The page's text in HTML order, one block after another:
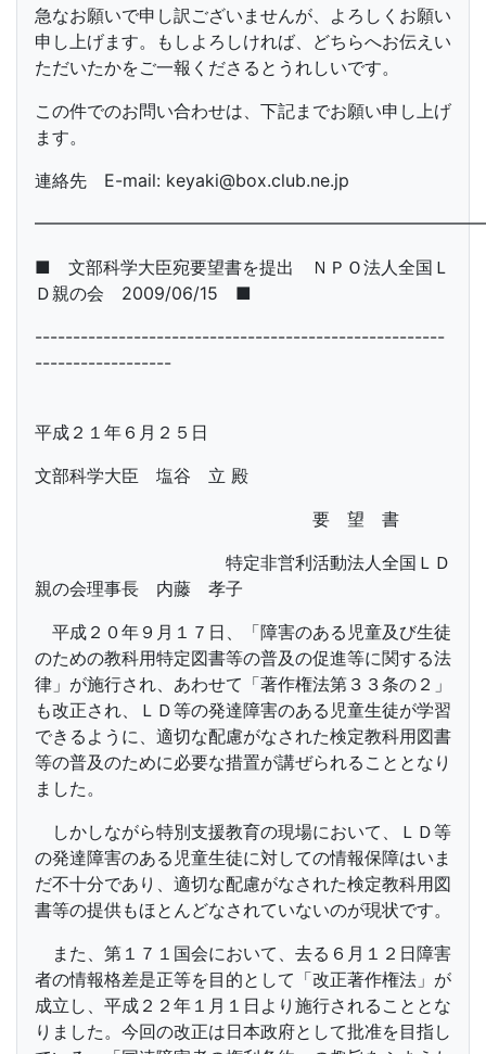
急なお願いで申し訳ございませんが、よろしくお願い
申し上げます。もしよろしければ、どちらへお伝えい
ただいたかをご一報くださるとうれしいです。
この件でのお問い合わせは、下記までお願い申し上げ
ます。
連絡先 E-mail: keyaki@box.club.ne.jp
■ 文部科学大臣宛要望書を提出 ＮＰＯ法人全国Ｌ
Ｄ親の会 2009/06/15 ■
------------------------------------------------------
------------------
平成２１年６月２５日
文部科学大臣 塩谷 立 殿
要 望 書
特定非営利活動法人全国ＬＤ
親の会理事長 内藤 孝子
平成２０年９月１７日、「障害のある児童及び生徒
のための教科用特定図書等の普及の促進等に関する法
律」が施行され、あわせて「著作権法第３３条の２」
も改正され、ＬＤ等の発達障害のある児童生徒が学習
できるように、適切な配慮がなされた検定教科用図書
等の普及のために必要な措置が講ぜられることとなり
ました。
しかしながら特別支援教育の現場において、ＬＤ等
の発達障害のある児童生徒に対しての情報保障はいま
だ不十分であり、適切な配慮がなされた検定教科用図
書等の提供もほとんどなされていないのが現状です。
また、第１７１国会において、去る６月１２日障害
者の情報格差是正等を目的として「改正著作権法」が
成立し、平成２２年１月１日より施行されることとな
りました。今回の改正は日本政府として批准を目指し